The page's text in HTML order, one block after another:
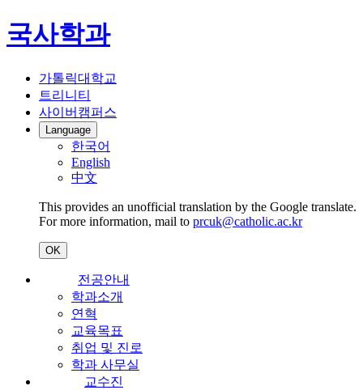
국사학과
가톨릭대학교
트리니티
사이버캠퍼스
Language
한국어
English
中文
This provides an unofficial translation by the Google translate.
For more information, mail to prcuk@catholic.ac.kr
OK
전공안내
학과소개
연혁
교육목표
취업 및 진로
학과 사무실
교수진